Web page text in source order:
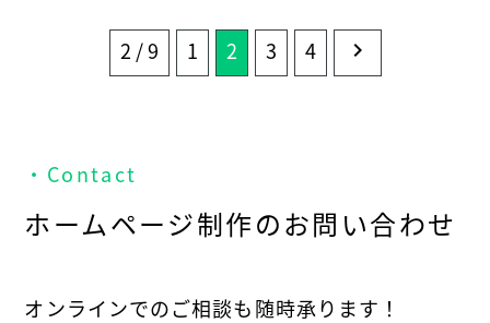
2 / 9 1 2 3 4 chevron_right
・Contact
ホームページ制作のお問い合わせ
オンラインでのご相談も随時承ります！